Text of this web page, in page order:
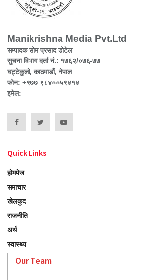
Manikrishna Media Pvt.Ltd
सम्पादक सोम प्रसाद डोटेल
सुचना विभाग दर्ता नं.: १७६२/०७६-७७
घट्टेकुलो, काठमाडौं, नेपाल
फोन: +९७७ ९८४००५९४१४
इमेल:
Quick Links
होमपेज
समाचार
खेलकुद
राजनीति
अर्थ
स्वास्थ्य
Our Team